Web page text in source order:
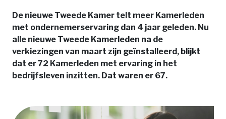
De nieuwe Tweede Kamer telt meer Kamerleden
met ondernemerservaring dan 4 jaar geleden. Nu
alle nieuwe Tweede Kamerleden na de
verkiezingen van maart zijn geïnstalleerd, blijkt
dat er 72 Kamerleden met ervaring in het
bedrijfsleven inzitten. Dat waren er 67.